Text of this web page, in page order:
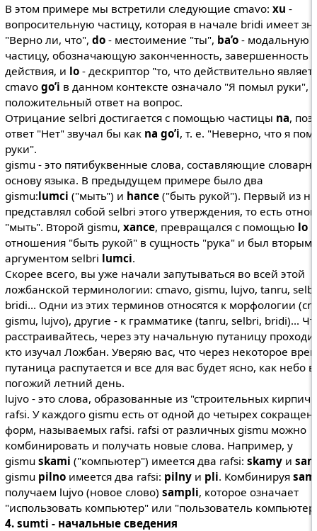
В этом примере мы встретили следующие cmavo: xu -
вопросительную частицу, которая в начале bridi имеет
"Верно ли, что", do- местоимение "ты", ba’o- модальную
частицу, обозначающую законченность, завершенность
действия, и lo- дескриптор "то, что действительно
cmavo go’i в данном контексте означало "Я помыл руки",
положительный ответ на вопрос.
Отрицание selbri достигается с помощью частицы na,
ответ "Нет" звучал бы как na go’i, т. е. "Неверно, что я
руки".
gismu - это пятибуквенные слова, составляющие
основу языка. В предыдущем примере было два
gismu:lumci ("мыть") и hance("быть рукой"). Первый из
представлял собой selbri этого утверждения, то есть
"мыть". Второй gismu, xance, превращался с помощью lo
отношения "быть рукой" в сущность "рука" и был вторым
аргументом selbri lumci.
Скорее всего, вы уже начали запутываться во всей этой
ложбанской терминологии: cmavo, gismu, lujvo, tanru,
bridi... Одни из этих терминов относятся к морфологии
gismu, lujvo), другие - к грамматике (tanru, selbri, bridi)...
расстраивайтесь, через эту начальную путаницу
кто изучал Ложбан. Уверяю вас, что через некоторое
путаница распутается и все для вас будет ясно, как небо в
погожий летний день.
lujvo - это слова, образованные из "строительных
rafsi. У каждого gismu есть от одной до четырех
форм, называемых rafsi. rafsi от различных gismu можно
комбинировать и получать новые слова. Например, у
gismu skami ("компьютер") имеется два rafsi: skamyи sam
gismu pilnoимеется два rafsi: pilnyи pli. Комбинируя sam
получаем lujvo (новое слово) sampli, которое означает
"использовать компьютер" или "пользователь
4. sumti - начальные сведения